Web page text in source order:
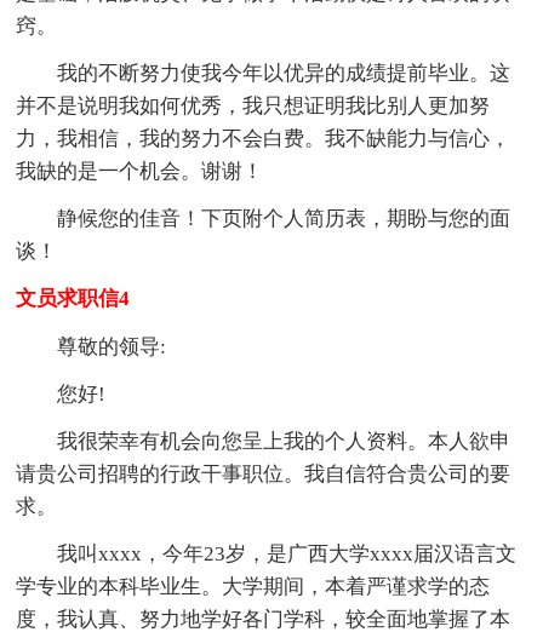
窍。
我的不断努力使我今年以优异的成绩提前毕业。这
并不是说明我如何优秀，我只想证明我比别人更加努
力，我相信，我的努力不会白费。我不缺能力与信心，
我缺的是一个机会。谢谢！
静候您的佳音！下页附个人简历表，期盼与您的面
谈！
文员求职信4
尊敬的领导:
您好!
我很荣幸有机会向您呈上我的个人资料。本人欲申
请贵公司招聘的行政干事职位。我自信符合贵公司的要
求。
我叫xxxx，今年23岁，是广西大学xxxx届汉语言文
学专业的本科毕业生。大学期间，本着严谨求学的态
度，我认真、努力地学好各门学科，较全面地掌握了本